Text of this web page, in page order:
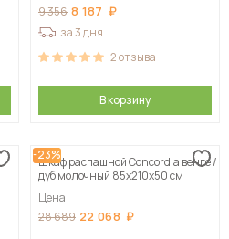
9 356 8 187
за 3 дня
2отзыва
В корзину
-23%
Шкаф распашной Concordia венге /
дуб молочный 85х210х50 см
Цена
28 689 22 068